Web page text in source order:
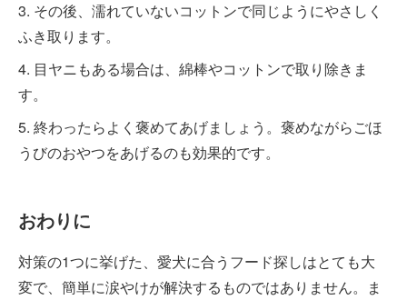
3. その後、濡れていないコットンで同じようにやさしく
ふき取ります。
4. 目ヤニもある場合は、綿棒やコットンで取り除きま
す。
5. 終わったらよく褒めてあげましょう。褒めながらごほ
うびのおやつをあげるのも効果的です。
おわりに
対策の1つに挙げた、愛犬に合うフード探しはとても大
変で、簡単に涙やけが解決するものではありません。ま